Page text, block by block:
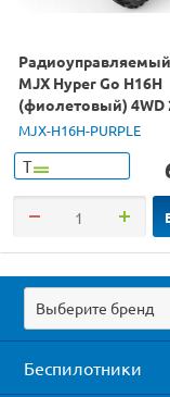
MJX Hyper Go H16H
(фиолетовый) 4WD
GPS 1/16 RTR
MJX-H16H-PURPLE
Т
Выберите бренд
Беспилотники